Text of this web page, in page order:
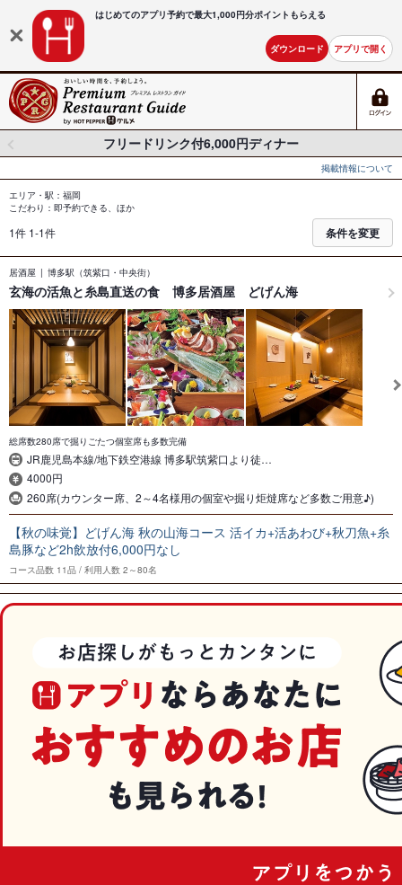
はじめてのアプリ予約で最大1,000円分ポイントもらえる
ダウンロード アプリで開く
フリードリンク付6,000円ディナー
掲載情報について
エリア・駅：福岡
こだわり：即予約できる、ほか
1件 1-1件 条件を変更
居酒屋 博多駅（筑紫口・中央街）
玄海の活魚と糸島直送の食 博多居酒屋 どげん海
総席数280席で掘りごたつ個室席も多数完備
JR鹿児島本線/地下鉄空港線 博多駅筑紫口より徒…
4000円
260席(カウンター席、2～4名様用の個室や掘り炬燵席など多数ご用意♪)
【秋の味覚】どげん海 秋の山海コース 活イカ+活あわび+秋刀魚+糸
島豚など2h飲放付6,000円なし
コース品数 11品 利用人数 2～80名